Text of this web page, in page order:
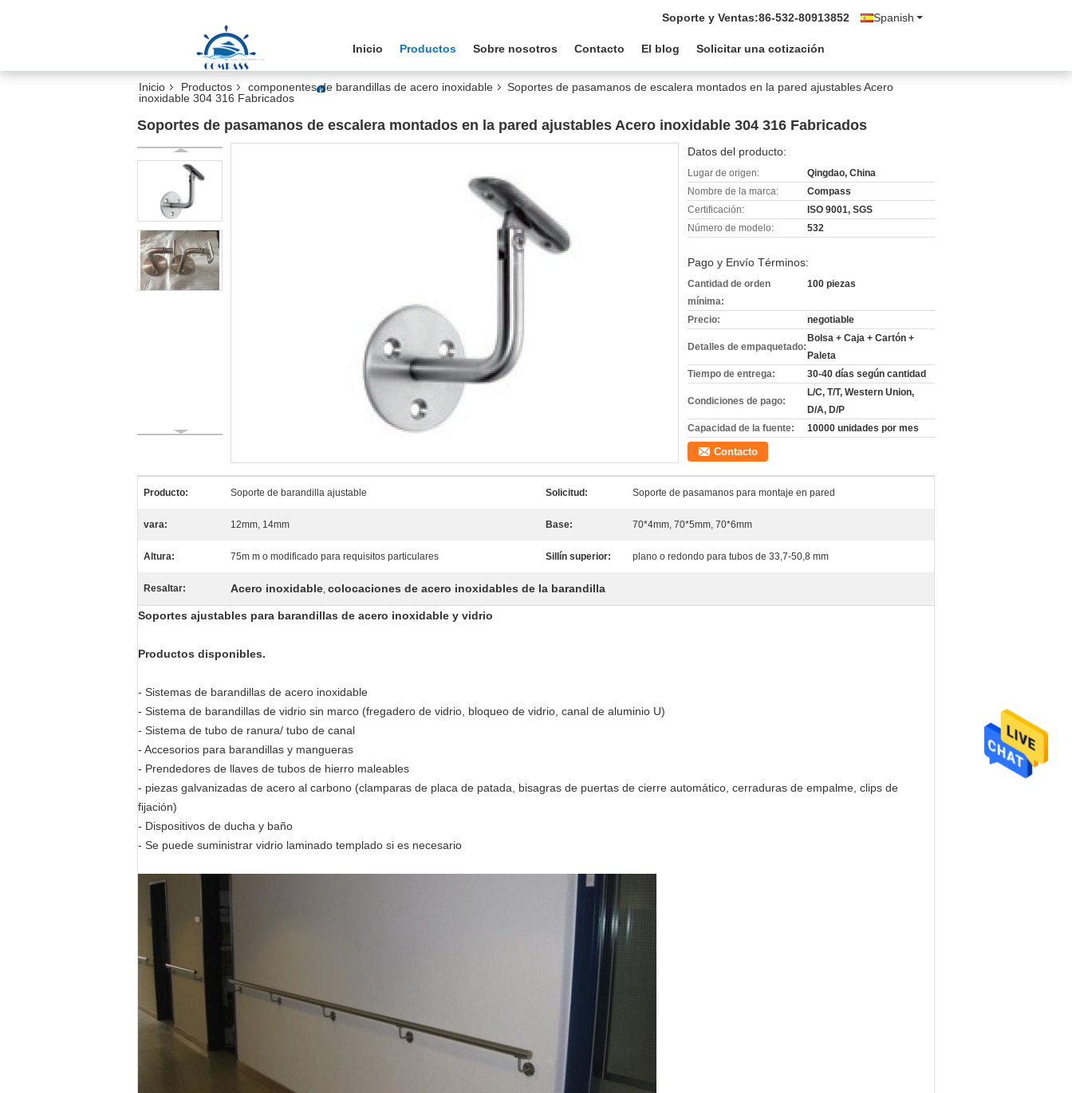
Spanish
Soporte y Ventas:86-532-80913852
Inicio Productos Sobre nosotros Contacto El blog Solicitar una cotización
Inicio Productos componentes de barandillas de acero inoxidable
Soportes de pasamanos de escalera montados en la pared ajustables Acero
inoxidable 304 316 Fabricados
Soportes de pasamanos de escalera montados en la pared ajustables Acero inoxidable 304 316 Fabricados
Datos del producto:
Lugar de origen:
Qingdao, China
Nombre de la marca:
Compass
Certificación:
ISO 9001, SGS
Número de modelo:
532
Pago y Envío Términos:
Cantidad de orden
mínima:
100 piezas
Precio: negotiable
Detalles de empaquetado:
Bolsa + Caja + Cartón +
Paleta
Tiempo de entrega:
30-40 días según cantidad
Condiciones de pago:
L/C, T/T, Western Union,
D/A, D/P
Capacidad de la fuente:
10000 unidades por mes
Contacto
Producto: Soporte de barandilla ajustable Solicitud: Soporte de pasamanos para montaje en pared
vara: 12mm, 14mm Base: 70*4mm, 70*5mm, 70*6mm
Altura: 75m m o modificado para requisitos particulares Sillín superior: plano o redondo para tubos de 33,7-50,8 mm
Resaltar: Acero inoxidable, colocaciones de acero inoxidables de la barandilla
Soportes ajustables para barandillas de acero inoxidable y vidrio
Productos disponibles.
- Sistemas de barandillas de acero inoxidable
- Sistema de barandillas de vidrio sin marco (fregadero de vidrio, bloqueo de vidrio, canal de aluminio U)
- Sistema de tubo de ranura/ tubo de canal
- Accesorios para barandillas y mangueras
- Prendedores de llaves de tubos de hierro maleables
- piezas galvanizadas de acero al carbono (clamparas de placa de patada, bisagras de puertas de cierre automático, cerraduras de empalme, clips de
fijación)
- Dispositivos de ducha y baño
- Se puede suministrar vidrio laminado templado si es necesario